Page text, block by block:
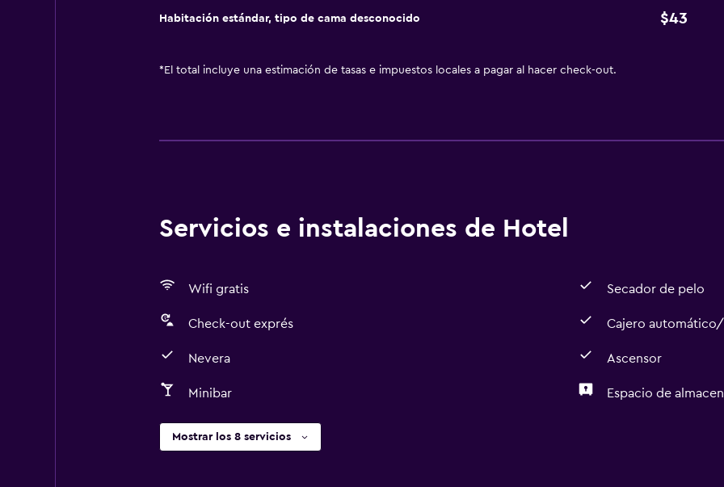
Habitación estándar, tipo de cama desconocido $43
* El total incluye una estimación de tasas e impuestos locales a pagar al hacer check-out.
Servicios e instalaciones de Hotel
Wifi gratis Secador de pelo
Check-out exprés Cajero
Nevera Ascensor
Minibar Espacio de
Mostrar los 8 servicios